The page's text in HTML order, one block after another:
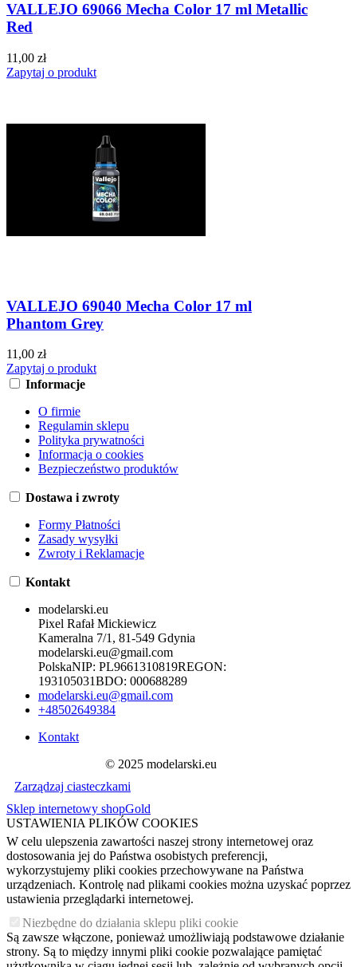
VALLEJO 69066 Mecha Color 17 ml Metallic
Red
11,00 zł
Zapytaj o produkt
VALLEJO 69040 Mecha Color 17 ml
Phantom Grey
11,00 zł
Zapytaj o produkt
Informacje
O firmie
Regulamin sklepu
Polityka prywatności
Informacja o cookies
Bezpieczeństwo produktów
Dostawa i zwroty
Formy Płatności
Zasady wysyłki
Zwroty i Reklamacje
Kontakt
modelarski.eu
Pixel Rafał Mickiewicz
Kameralna 7/1, 81-549 Gdynia
modelarski.eu@gmail.com
PolskaNIP: PL9661310819REGON:
193105031BDO: 000688289
modelarski.eu@gmail.com
+48502649384
Kontakt
© 2025 modelarski.eu
Zarządzaj ciasteczkami
Sklep internetowy shopGold
USTAWIENIA PLIKÓW COOKIES
W celu ulepszenia zawartości naszej strony internetowej oraz
dostosowania jej do Państwa osobistych preferencji,
wykorzystujemy pliki cookies przechowywane na Państwa
urządzeniach. Kontrolę nad plikami cookies można uzyskać poprzez
ustawienia przeglądarki internetowej.
Niezbędne do działania sklepu pliki cookie
Są zawsze włączone, ponieważ umożliwiają podstawowe działanie
strony. Są to między innymi pliki cookie pozwalające pamiętać